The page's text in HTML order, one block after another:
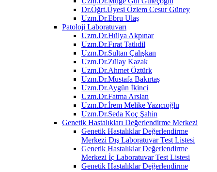
Dr.Öğrt.Üyesi Özlem Cesur Güney
Uzm.Dr.Ebru Ulaş
Patoloji Laboratuvarı
Uzm.Dr.Hülya Akpınar
Uzm.Dr.Fırat Tatlıdil
Uzm.Dr.Sultan Çalışkan
Uzm.Dr.Zülay Kazak
Uzm.Dr.Ahmet Öztürk
Uzm.Dr.Mustafa Bakırtaş
Uzm.Dr.Aygün İkinci
Uzm.Dr.Fatma Arslan
Uzm.Dr.İrem Melike Yazıcıoğlu
Uzm.Dr.Seda Koç Şahin
Genetik Hastalıkları Değerlendirme Merkezi
Genetik Hastalıklar Değerlendirme
Merkezi Dış Laboratuvar Test Listesi
Genetik Hastalıklar Değerlendirme
Merkezi İç Laboratuvar Test Listesi
Genetik Hastalıklar Değerlendirme